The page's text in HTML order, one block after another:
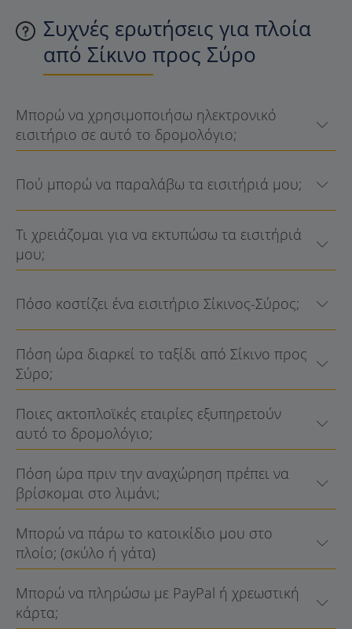
Συχνές ερωτήσεις για πλοία
από Σίκινο προς Σύρο
Μπορώ να χρησιμοποιήσω ηλεκτρονικό
εισιτήριο σε αυτό το δρομολόγιο;
Πού μπορώ να παραλάβω τα εισιτήριά μου;
Τι χρειάζομαι για να εκτυπώσω τα εισιτήριά
μου;
Πόσο κοστίζει ένα εισιτήριο Σίκινος-Σύρος;
Πόση ώρα διαρκεί το ταξίδι από Σίκινο προς
Σύρο;
Ποιες ακτοπλοϊκές εταιρίες εξυπηρετούν
αυτό το δρομολόγιο;
Πόση ώρα πριν την αναχώρηση πρέπει να
βρίσκομαι στο λιμάνι;
Μπορώ να πάρω το κατοικίδιο μου στο
πλοίο; (σκύλο ή γάτα)
Μπορώ να πληρώσω με PayPal ή χρεωστική
κάρτα;